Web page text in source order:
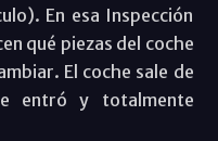
En esa Inspección
qué piezas del coche
El coche sale de
entró y totalmente